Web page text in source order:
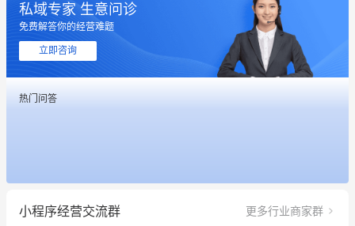
私域专家 生意问诊
免费解答你的经营难题
立即咨询
热门问答
小程序经营交流群 更多行业商家群
用有赞就能在微信、小红书同时经营了
餐饮也得靠私域和服务提高竞争力